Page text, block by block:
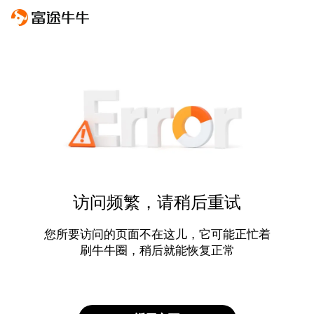
访问频繁，请稍后重试
您所要访问的页面不在这儿，它可能正忙着
刷牛牛圈，稍后就能恢复正常